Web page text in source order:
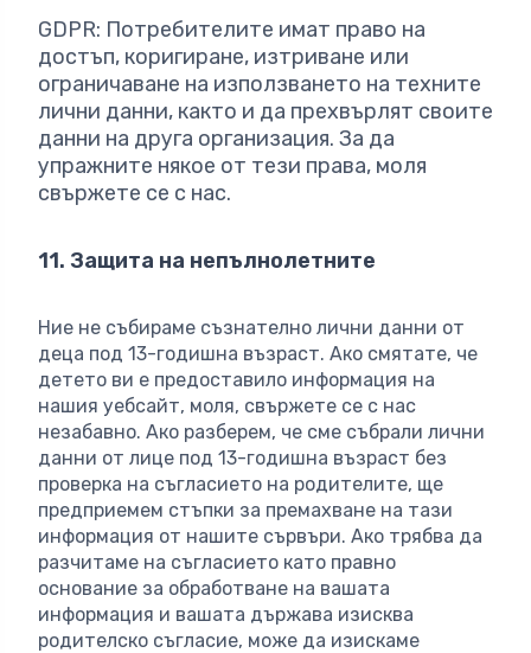
GDPR: Потребителите имат право на
достъп, коригиране, изтриване или
ограничаване на използването на техните
лични данни, както и да прехвърлят своите
данни на друга организация. За да
упражните някое от тези права, моля
свържете се с нас.
11. Защита на непълнолетните
Ние не събираме съзнателно лични данни от
деца под 13-годишна възраст. Ако смятате, че
детето ви е предоставило информация на
нашия уебсайт, моля, свържете се с нас
незабавно. Ако разберем, че сме събрали лични
данни от лице под 13-годишна възраст без
проверка на съгласието на родителите, ще
предприемем стъпки за премахване на тази
информация от нашите сървъри. Ако трябва да
разчитаме на съгласието като правно
основание за обработване на вашата
информация и вашата държава изисква
родителско съгласие, може да изискаме